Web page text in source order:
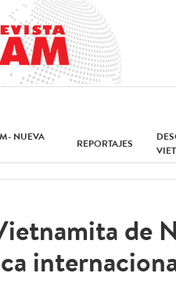
NUEVA
REPORTAJES
de